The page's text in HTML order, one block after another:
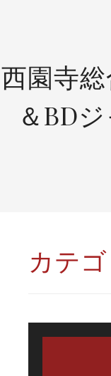
西園寺
＆BD
カテ